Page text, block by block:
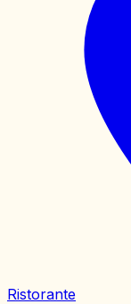
Ristorante